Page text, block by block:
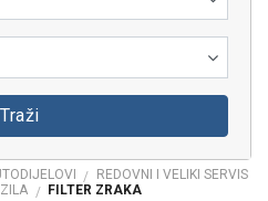
Traži
/
REDOVNI I VELIKI SERVIS
/ FILTER ZRAKA